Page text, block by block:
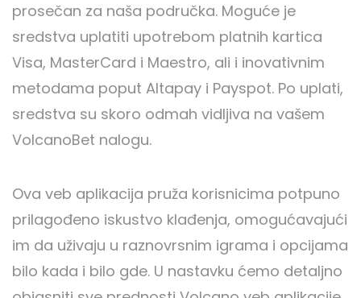
prosečan za naša područka. Moguće je
sredstva uplatiti upotrebom platnih kartica
Visa, MasterCard i Maestro, ali i inovativnim
metodama poput Altapay i Payspot. Po uplati,
sredstva su skoro odmah vidljiva na vašem
VolcanoBet nalogu.
Ova veb aplikacija pruža korisnicima potpuno
prilagođeno iskustvo klađenja, omogućavajući
im da uživaju u raznovrsnim igrama i opcijama
bilo kada i bilo gde. U nastavku ćemo detaljno